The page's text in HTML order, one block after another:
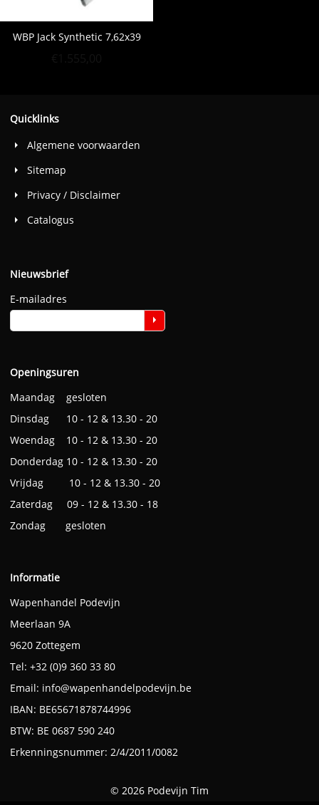
WBP Jack Synthetic 7,62x39
Quicklinks
Algemene voorwaarden
Sitemap
Privacy / Disclaimer
Catalogus
Nieuwsbrief
E-mailadres
Openingsuren
Maandag gesloten
Dinsdag 10 - 12 & 13.30 - 20
Woendag 10 - 12 & 13.30 - 20
Donderdag 10 - 12 & 13.30 - 20
Vrijdag 10 - 12 & 13.30 - 20
Zaterdag 09 - 12 & 13.30 - 18
Zondag gesloten
Informatie
Wapenhandel Podevijn
Meerlaan 9A
9620 Zottegem
Tel: +32 (0)9 360 33 80
Email: info@wapenhandelpodevijn.be
IBAN: BE65671878744996
BTW: BE 0687 590 240
Erkenningsnummer: 2/4/2011/0082
© 2026 Podevijn Tim